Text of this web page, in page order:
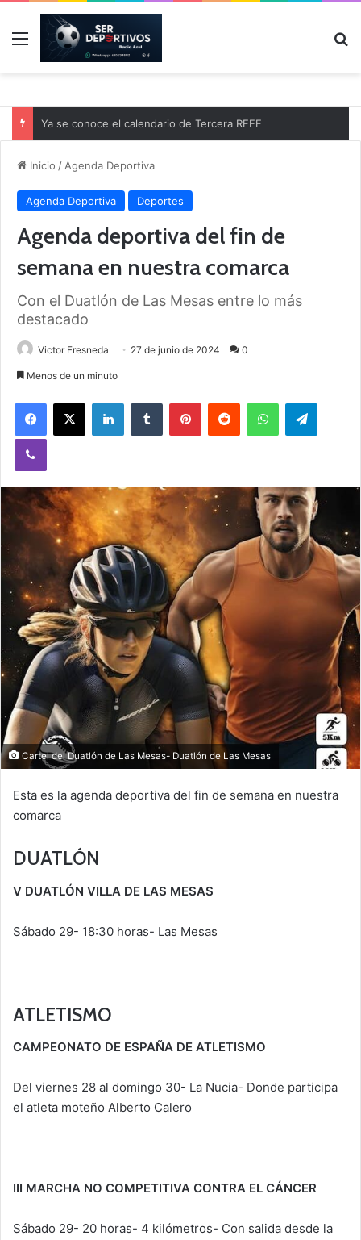
Menú
Ya se conoce el calendario de Tercera RFEF
Inicio / Agenda Deportiva
Agenda Deportiva Deportes
Agenda deportiva del fin de
semana en nuestra comarca
Con el Duatlón de Las Mesas entre lo más
destacado
Victor Fresneda 27 de junio de 2024 0
Menos de un minuto
Cartel del Duatlón de Las Mesas- Duatlón de Las Mesas
Esta es la agenda deportiva del fin de semana en nuestra
comarca
DUATLÓN
V DUATLÓN VILLA DE LAS MESAS
Sábado 29- 18:30 horas- Las Mesas
ATLETISMO
CAMPEONATO DE ESPAÑA DE ATLETISMO
Del viernes 28 al domingo 30- La Nucia- Donde participa
el atleta moteño Alberto Calero
III MARCHA NO COMPETITIVA CONTRA EL CÁNCER
Sábado 29- 20 horas- 4 kilómetros- Con salida desde la